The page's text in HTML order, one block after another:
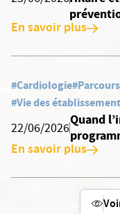
En savoir plus
#Cardiologie
#Vie des
22/06/2026
Quand
En savoir plus